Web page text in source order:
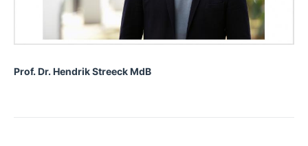
Prof. Dr. Hendrik Streeck MdB